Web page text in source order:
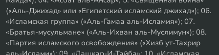
(«Аль-Джихад» или «Египетский исламский джихад»); 06.
«Исламская группа» («Аль-Гамаа аль-Исламия»); 07.
«Братья-мусульмане» («Аль-Ихван аль-Муслимун»); 08.
«Партия исламского освобождения» («Хизб ут-Тахрир